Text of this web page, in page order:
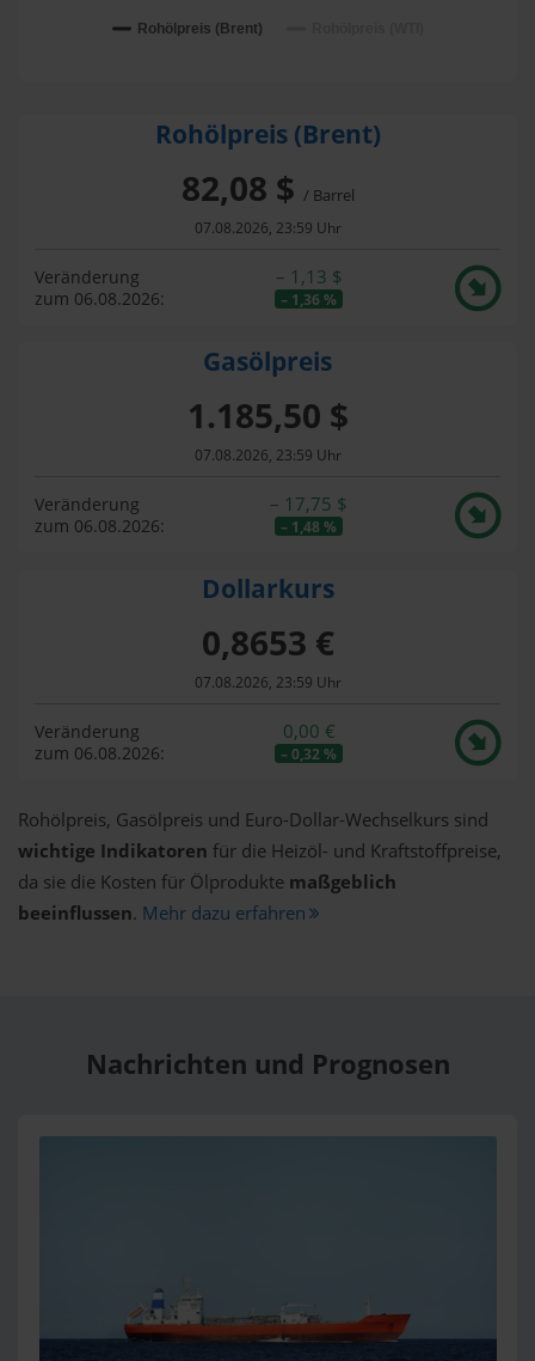
Rohölpreis (Brent)
Rohölpreis (Brent)
82,08 $ / Barrel
07.08.2026, 23:59 Uhr
Veränderung
zum 06.08.2026:
– 1,13 $
– 1,36 %
Gasölpreis
1.185,50 $
07.08.2026, 23:59 Uhr
Veränderung
zum 06.08.2026:
– 17,75 $
– 1,48 %
Dollarkurs
0,8653 €
07.08.2026, 23:59 Uhr
Veränderung
zum 06.08.2026:
0,00 €
– 0,32 %
Rohölpreis, Gasölpreis und Euro-Dollar-Wechselkurs sind
wichtige Indikatoren für die Heizöl- und Kraftstoffpreise,
da sie die Kosten für Ölprodukte maßgeblich
beeinflussen. Mehr dazu erfahren
Nachrichten und Prognosen